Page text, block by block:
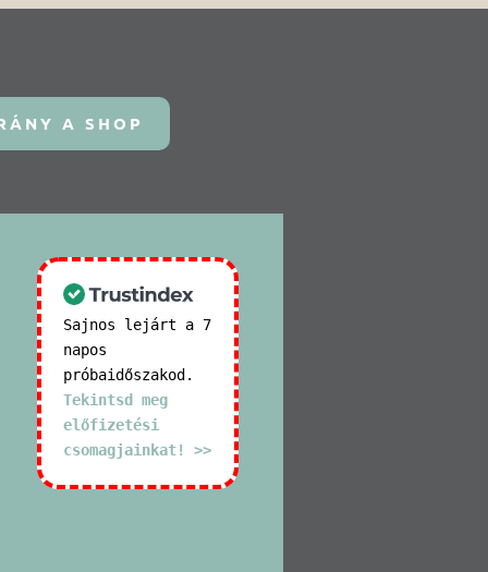
A SHOP
Sajnos lejárt a 7
napos
próbaidőszakod.
Tekintsd meg
előfizetési
csomagjainkat! >>